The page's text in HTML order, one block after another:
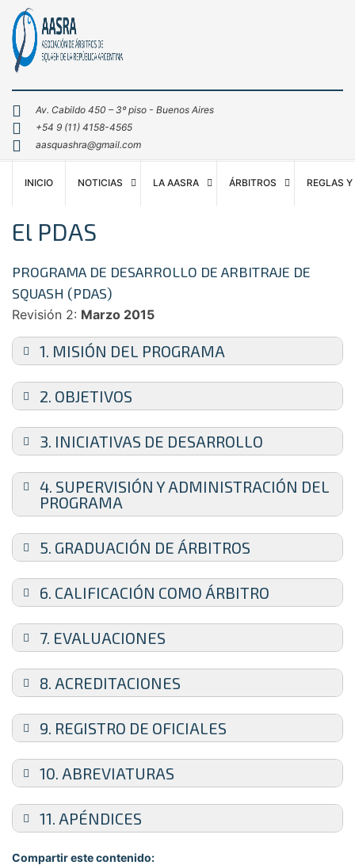
Av. Cabildo 450 – 3º piso - Buenos Aires
+54 9 (11) 4158-4565
aasquashra@gmail.com
INICIO NOTICIAS LA AASRA ÁRBITROS REGLAS
El PDAS
PROGRAMA DE DESARROLLO DE ARBITRAJE DE
SQUASH (PDAS)
Revisión 2: Marzo 2015
1. MISIÓN DEL PROGRAMA
2. OBJETIVOS
3. INICIATIVAS DE DESARROLLO
4. SUPERVISIÓN Y ADMINISTRACIÓN DEL
PROGRAMA
5. GRADUACIÓN DE ÁRBITROS
6. CALIFICACIÓN COMO ÁRBITRO
7. EVALUACIONES
8. ACREDITACIONES
9. REGISTRO DE OFICIALES
10. ABREVIATURAS
11. APÉNDICES
Compartir este contenido: